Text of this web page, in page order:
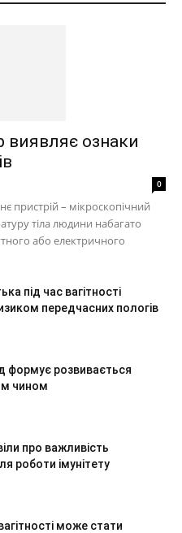
виявляє ознаки
0
пристрій – мікроскопічний
тіла людини набагато
або електричного
під час вагітності
передчасних пологів
формує розвивається
чином
про важливість
роботи імунітету
може стати